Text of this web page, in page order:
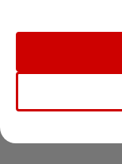
Newsletter